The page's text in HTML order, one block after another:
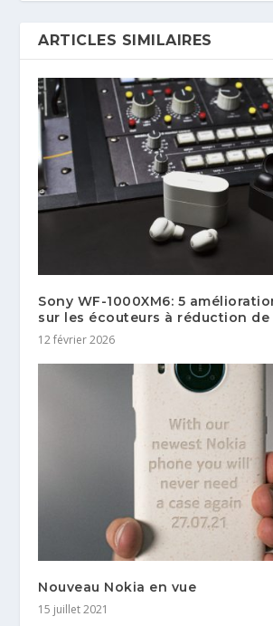
ARTICLES SIMILAIRES
Sony WF-1000XM6: 5
sur les écouteurs à réduction
12 février 2026
Nouveau Nokia en vue
15 juillet 2021